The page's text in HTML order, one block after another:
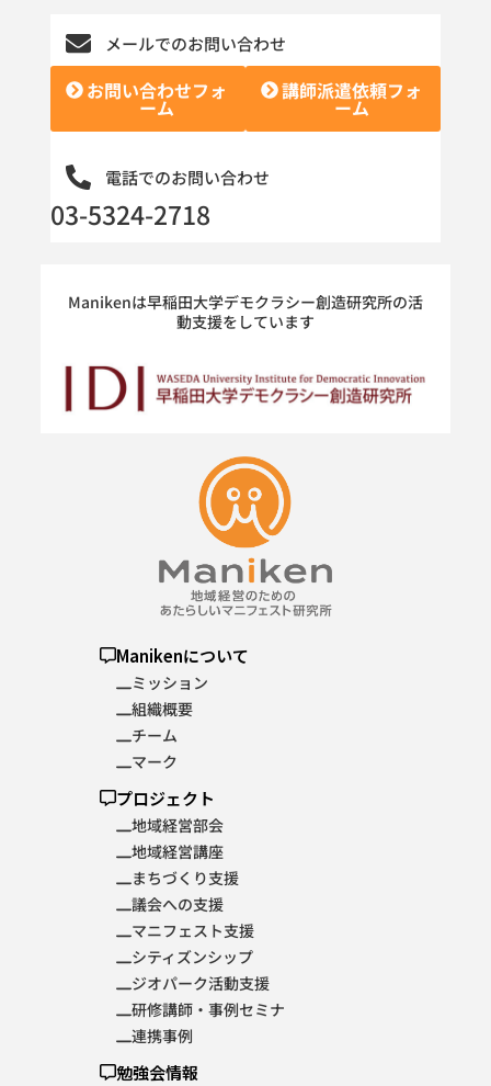
メールでのお問い合わせ
お問い合わせフォ
ーム
講師派遣依頼フォ
ーム
電話でのお問い合わせ
03-5324-2718
Manikenは早稲田大学デモクラシー創造研究所の活
動支援をしています
Manikenについて
ミッション
組織概要
チーム
マーク
プロジェクト
地域経営部会
地域経営講座
まちづくり支援
議会への支援
マニフェスト支援
シティズンシップ
ジオパーク活動支援
研修講師・事例セミナ
連携事例
勉強会情報